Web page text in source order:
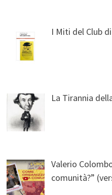
I Miti del Club
La Tirannia
Valerio
comunità?”